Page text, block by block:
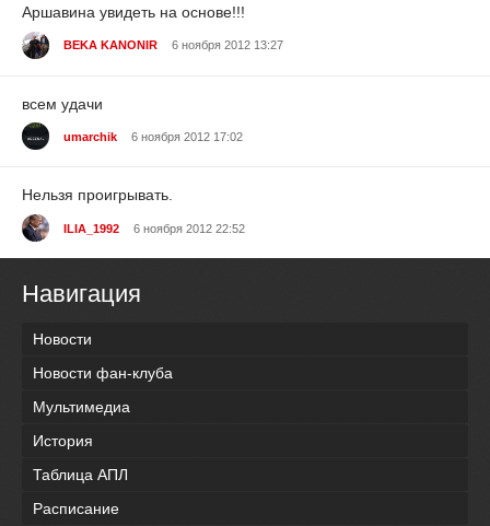
Аршавина увидеть на основе!!!
BEKA KANONIR 6 ноября 2012 13:27
всем удачи
umarchik 6 ноября 2012 17:02
Нельзя проигрывать.
ILIA_1992 6 ноября 2012 22:52
Навигация
Новости
Новости фан-клуба
Мультимедиа
История
Таблица АПЛ
Расписание